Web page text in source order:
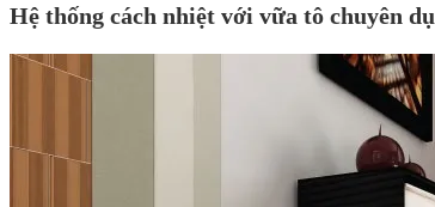
Hệ thống cách nhiệt với vữa tô chuyên